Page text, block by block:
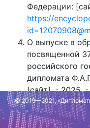
Федерации:
https://
О выпуске в
посвященной
российского
дипломата
[сайт]. - 2025. -
https://
© 2019—2021,